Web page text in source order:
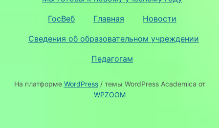
ГосВеб Главная Новости
Сведения об образовательном учреждении
Педагогам
На платформе WordPress/ темы WordPress Academica от
WPZOOM